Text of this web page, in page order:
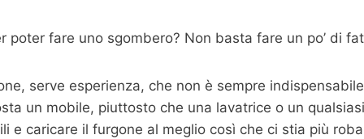
poter fare uno sgombero? Non basta fare un po’ di
serve esperienza, che non è sempre
un mobile, piuttosto che una lavatrice o un
e caricare il furgone al meglio così che ci stia più